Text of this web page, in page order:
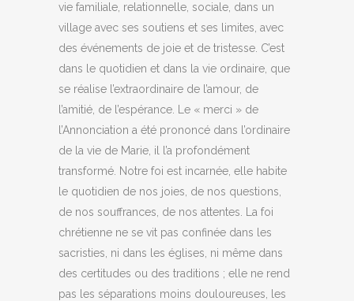
vie familiale, relationnelle, sociale, dans un
village avec ses soutiens et ses limites, avec
des événements de joie et de tristesse. C’est
dans le quotidien et dans la vie ordinaire, que
se réalise l’extraordinaire de l’amour, de
l’amitié, de l’espérance. Le « merci » de
l’Annonciation a été prononcé dans l’ordinaire
de la vie de Marie, il l’a profondément
transformé. Notre foi est incarnée, elle habite
le quotidien de nos joies, de nos questions,
de nos souffrances, de nos attentes. La foi
chrétienne ne se vit pas confinée dans les
sacristies, ni dans les églises, ni même dans
des certitudes ou des traditions ; elle ne rend
pas les séparations moins douloureuses, les